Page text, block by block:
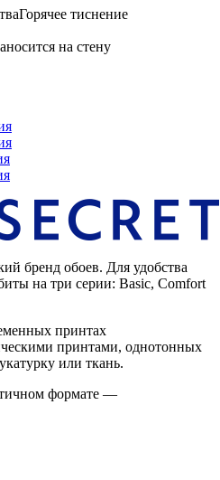
Горячее тиснение
на стену
бренд обоев. Для удобства
на три серии: Basic, Comfort
принтах
принтами, однотонных
или ткань.
формате —